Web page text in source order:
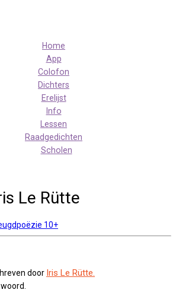
Home
App
Colofon
Dichters
Erelijst
Info
Lessen
Raadgedichten
Scholen
Le Rütte
10+
door Iris Le Rütte.